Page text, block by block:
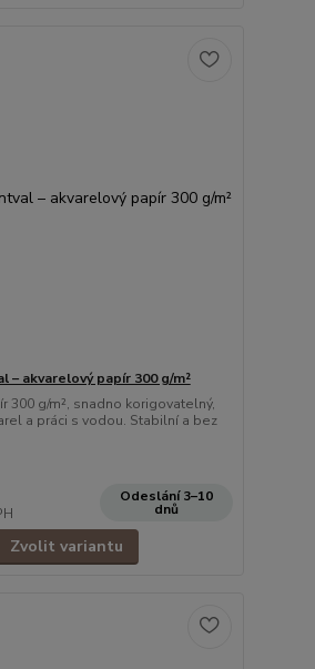
– akvarelový papír 300 g/m²
300 g/m², snadno korigovatelný,
a práci s vodou. Stabilní a bez
Odeslání 3–10
dnů
Zvolit variantu